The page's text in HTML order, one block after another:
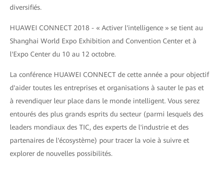
diversifiés.
HUAWEI CONNECT 2018 - « Activer l'intelligence » se tient au
Shanghai World Expo Exhibition and Convention Center et à
l'Expo Center du 10 au 12 octobre.
La conférence HUAWEI CONNECT de cette année a pour objectif
d'aider toutes les entreprises et organisations à sauter le pas et
à revendiquer leur place dans le monde intelligent. Vous serez
entourés des plus grands esprits du secteur (parmi lesquels des
leaders mondiaux des TIC, des experts de l'industrie et des
partenaires de l'écosystème) pour tracer la voie à suivre et
explorer de nouvelles possibilités.